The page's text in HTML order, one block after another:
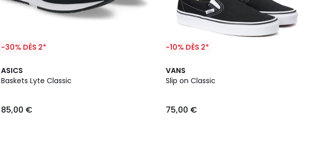
-30% DÈS 2*
ASICS
Baskets Lyte Classic
85,00 €
4,8
/ 5
2
Couleurs
-10% DÈS 2*
VANS
Slip on Classic
75,00 €
4,3
/ 5